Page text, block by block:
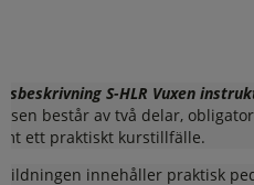
S-HLR Vuxen
består av två delar,
ett praktiskt kurstillfälle.
innehåller praktisk